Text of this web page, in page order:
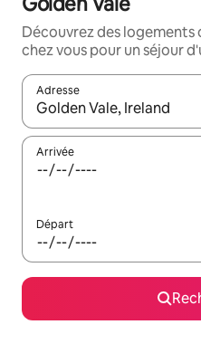
Découvrez des logements
chez vous pour un séjour
Adresse
Lorsque les résultats
Arrivée
Départ